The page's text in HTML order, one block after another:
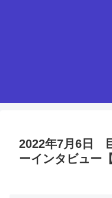
2022年7月6日
ーインタビュー